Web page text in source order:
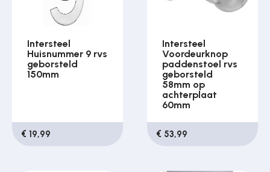
Intersteel
Huisnummer 9 rvs
geborsteld
150mm
€ 19,99
Intersteel
Voordeurknop
paddenstoel rvs
geborsteld
58mm op
achterplaat
60mm
€ 53,99